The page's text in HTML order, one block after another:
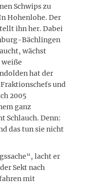
Schwips zu
Hohenlohe. Der
ihn her. Dabei
Bächlingen
wächst
hat der
und
2005
ganz
Schlauch. Denn:
das tun sie nicht
lacht er
Sekt nach
mit